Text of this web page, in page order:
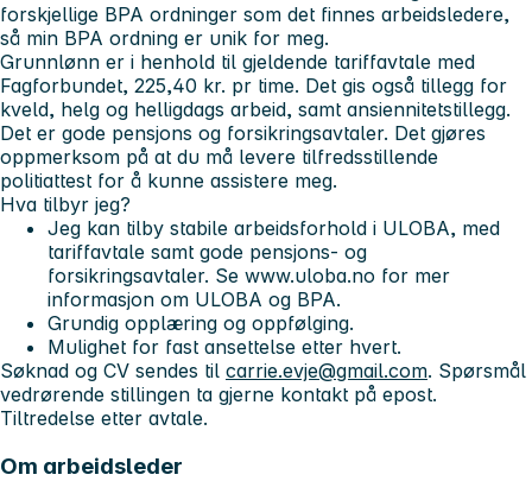
forskjellige BPA ordninger som det finnes arbeidsledere,
så min BPA ordning er unik for meg.
Grunnlønn er i henhold til gjeldende tariffavtale med
Fagforbundet, 225,40 kr. pr time. Det gis også tillegg for
kveld, helg og helligdags arbeid, samt ansiennitetstillegg.
Det er gode pensjons og forsikringsavtaler. Det gjøres
oppmerksom på at du må levere tilfredsstillende
politiattest for å kunne assistere meg.
Hva tilbyr jeg?
Jeg kan tilby stabile arbeidsforhold i ULOBA, med
tariffavtale samt gode pensjons- og
forsikringsavtaler. Se www.uloba.no for mer
informasjon om ULOBA og BPA.
Grundig opplæring og oppfølging.
Mulighet for fast ansettelse etter hvert.
Søknad og CV sendes til carrie.evje@gmail.com. Spørsmål
vedrørende stillingen ta gjerne kontakt på epost.
Tiltredelse etter avtale.
Om arbeidsleder